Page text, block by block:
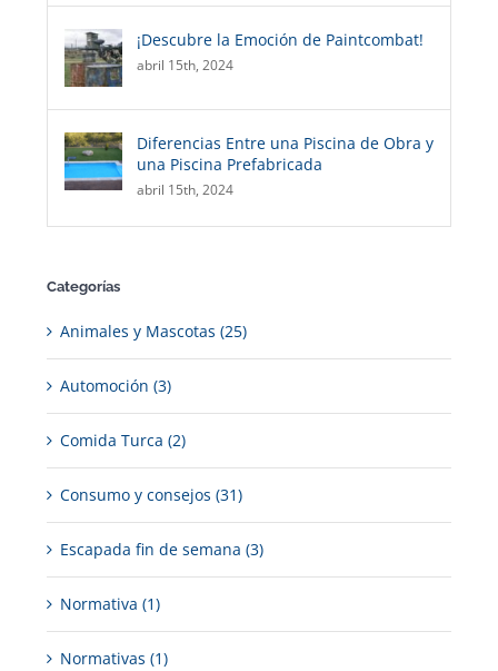
¡Descubre la Emoción de Paintcombat!
abril 15th, 2024
Diferencias Entre una Piscina de Obra y
una Piscina Prefabricada
abril 15th, 2024
Categorías
Animales y Mascotas (25)
Automoción (3)
Comida Turca (2)
Consumo y consejos (31)
Escapada fin de semana (3)
Normativa (1)
Normativas (1)